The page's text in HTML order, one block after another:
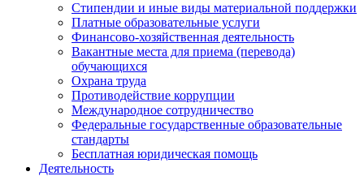
Стипендии и иные виды материальной поддержки
Платные образовательные услуги
Финансово-хозяйственная деятельность
Вакантные места для приема (перевода)
обучающихся
Охрана труда
Противодействие коррупции
Международное сотрудничество
Федеральные государственные образовательные
стандарты
Бесплатная юридическая помощь
Деятельность